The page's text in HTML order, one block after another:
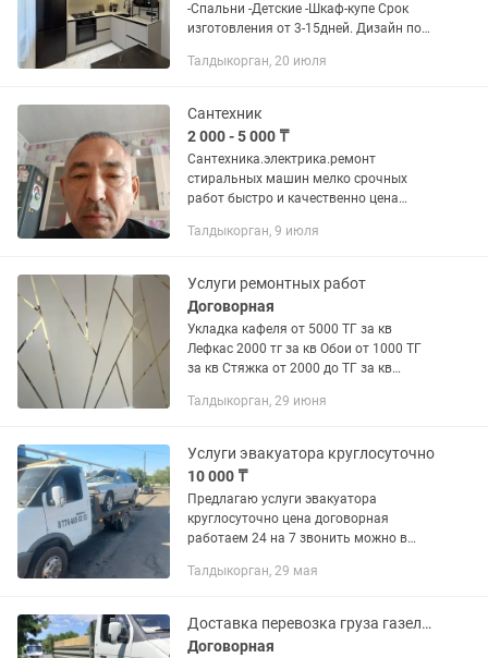
-Спальни -Детские -Шкаф-купе Срок
изготовления от 3-15дней. Дизайн по
сложность!!! Замер/Дизайн/Доставка/
Талдыкорган, 20 июля
Сантехник
2 000 - 5 000 ₸
Сантехника.электрика.ремонт
стиральных машин мелко срочных
работ быстро и качественно цена
Талдыкорган, 9 июля
Услуги ремонтных работ
Договорная
Укладка кафеля от 5000 ТГ за кв
Лефкас 2000 тг за кв Обои от 1000 ТГ
за кв Стяжка от 2000 до ТГ за кв
ТГ за кв Бетон от 27000 куб Укладка
Талдыкорган, 29 июня
Услуги эвакуатора круглосуточно
10 000 ₸
Предлагаю услуги эвакуатора
круглосуточно цена договорная
работаем 24 на 7 звонить можно в
точки а до точки б также работаю по
время
Талдыкорган, 29 мая
Доставка перевозка груза газель кузов 4.20
Договорная